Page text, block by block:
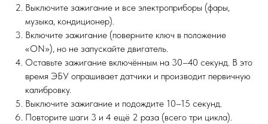
Выключите зажигание и все электроприборы (фары,
музыка, кондиционер).
Включите зажигание (поверните ключ в положение
«ON»), но не запускайте двигатель.
Оставьте зажигание включённым на 30–40 секунд. В это
время ЭБУ опрашивает датчики и производит первичную
калибровку.
Выключите зажигание и подождите 10–15 секунд.
Повторите шаги 3 и 4 ещё 2 раза (всего три цикла).